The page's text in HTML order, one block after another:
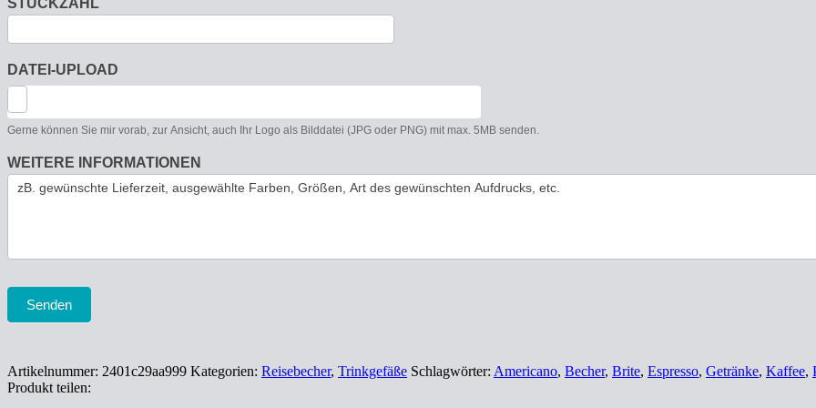
STÜCKZAHL
DATEI-UPLOAD
Gerne können Sie mir vorab, zur Ansicht, auch Ihr Logo als Bilddatei (JPG oder PNG) mit max. 5MB senden.
WEITERE INFORMATIONEN
Senden
Artikelnummer: 2401c29aa999 Kategorien: Reisebecher, Trinkgefäße Schlagwörter: Americano, Becher, Brite, Espresso, Getränke, Kaffee,
Produkt teilen: